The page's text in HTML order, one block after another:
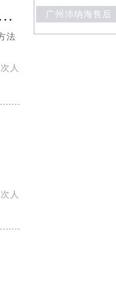
的情况的正确维修方法是什么？
法
人
人
广州沛纳海售后